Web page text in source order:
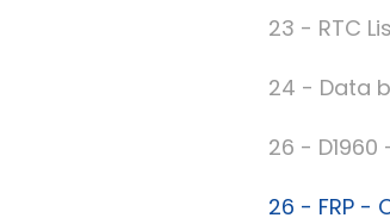
23 - RTC
24 - Data
26 -
26 - FRP -